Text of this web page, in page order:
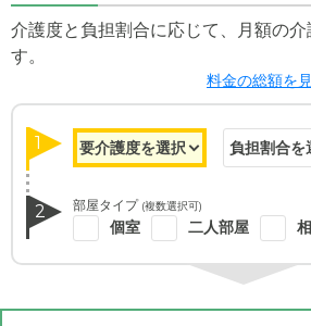
介護度と負担割合に応じて、月額の介
す。
料金の総額を
1
2 部屋タイプ (複数選択可)
個室 二人部屋